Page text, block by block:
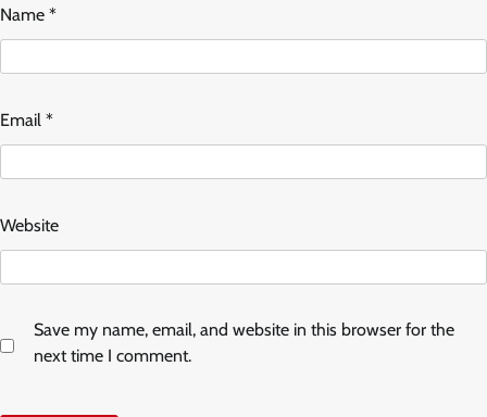
Name *
Email *
Website
Save my name, email, and website in this browser for the
next time I comment.